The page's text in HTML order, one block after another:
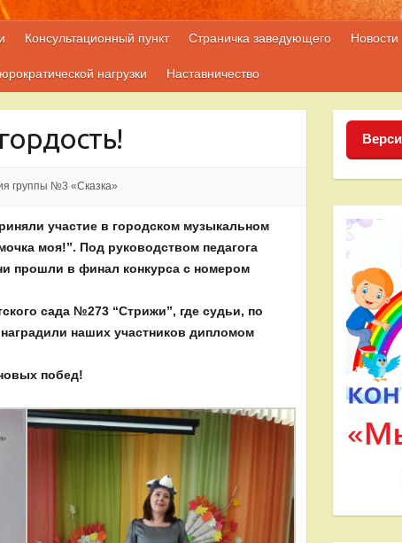
Консультационный пункт Страничка заведующего Новости
нагрузки Наставничество
группы №3 «Сказка»
участие в городском музыкальном
моя!”. Под руководством педагога
прошли в финал конкурса с номером
сада №273 “Стрижи”, где судьи, по
наших участников дипломом
побед!